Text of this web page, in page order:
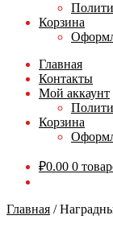
Корзина
Главная
Контакты
Мой аккаунт
Корзина
₽0.00 0
Главная /